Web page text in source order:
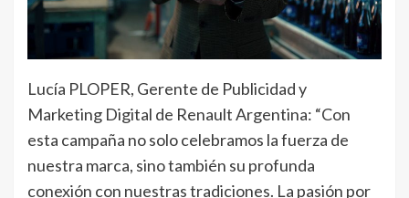
Lucía PLOPER, Gerente de Publicidad y
Marketing Digital de Renault Argentina: “Con
esta campaña no solo celebramos la fuerza de
nuestra marca, sino también su profunda
conexión con nuestras tradiciones. La pasión por